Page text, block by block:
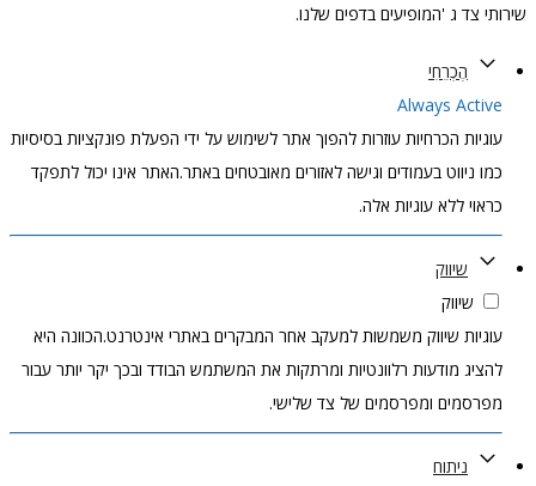
שירותי צד ג 'המופיעים בדפים שלנו.
הֶכְרֵחִי
Always Active
עוגיות הכרחיות עוזרות להפוך אתר לשימוש על ידי הפעלת פונקציות בסיסיות
כמו ניווט בעמודים וגישה לאזורים מאובטחים באתר.האתר אינו יכול לתפקד
כראוי ללא עוגיות אלה.
שיווק
שיווק
עוגיות שיווק משמשות למעקב אחר המבקרים באתרי אינטרנט.הכוונה היא
להציג מודעות רלוונטיות ומרתקות את המשתמש הבודד ובכך יקר יותר עבור
מפרסמים ומפרסמים של צד שלישי.
ניתוח